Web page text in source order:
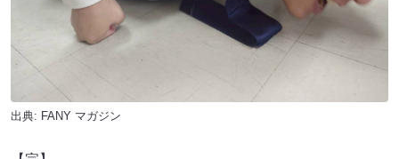
出典: FANY マガジン